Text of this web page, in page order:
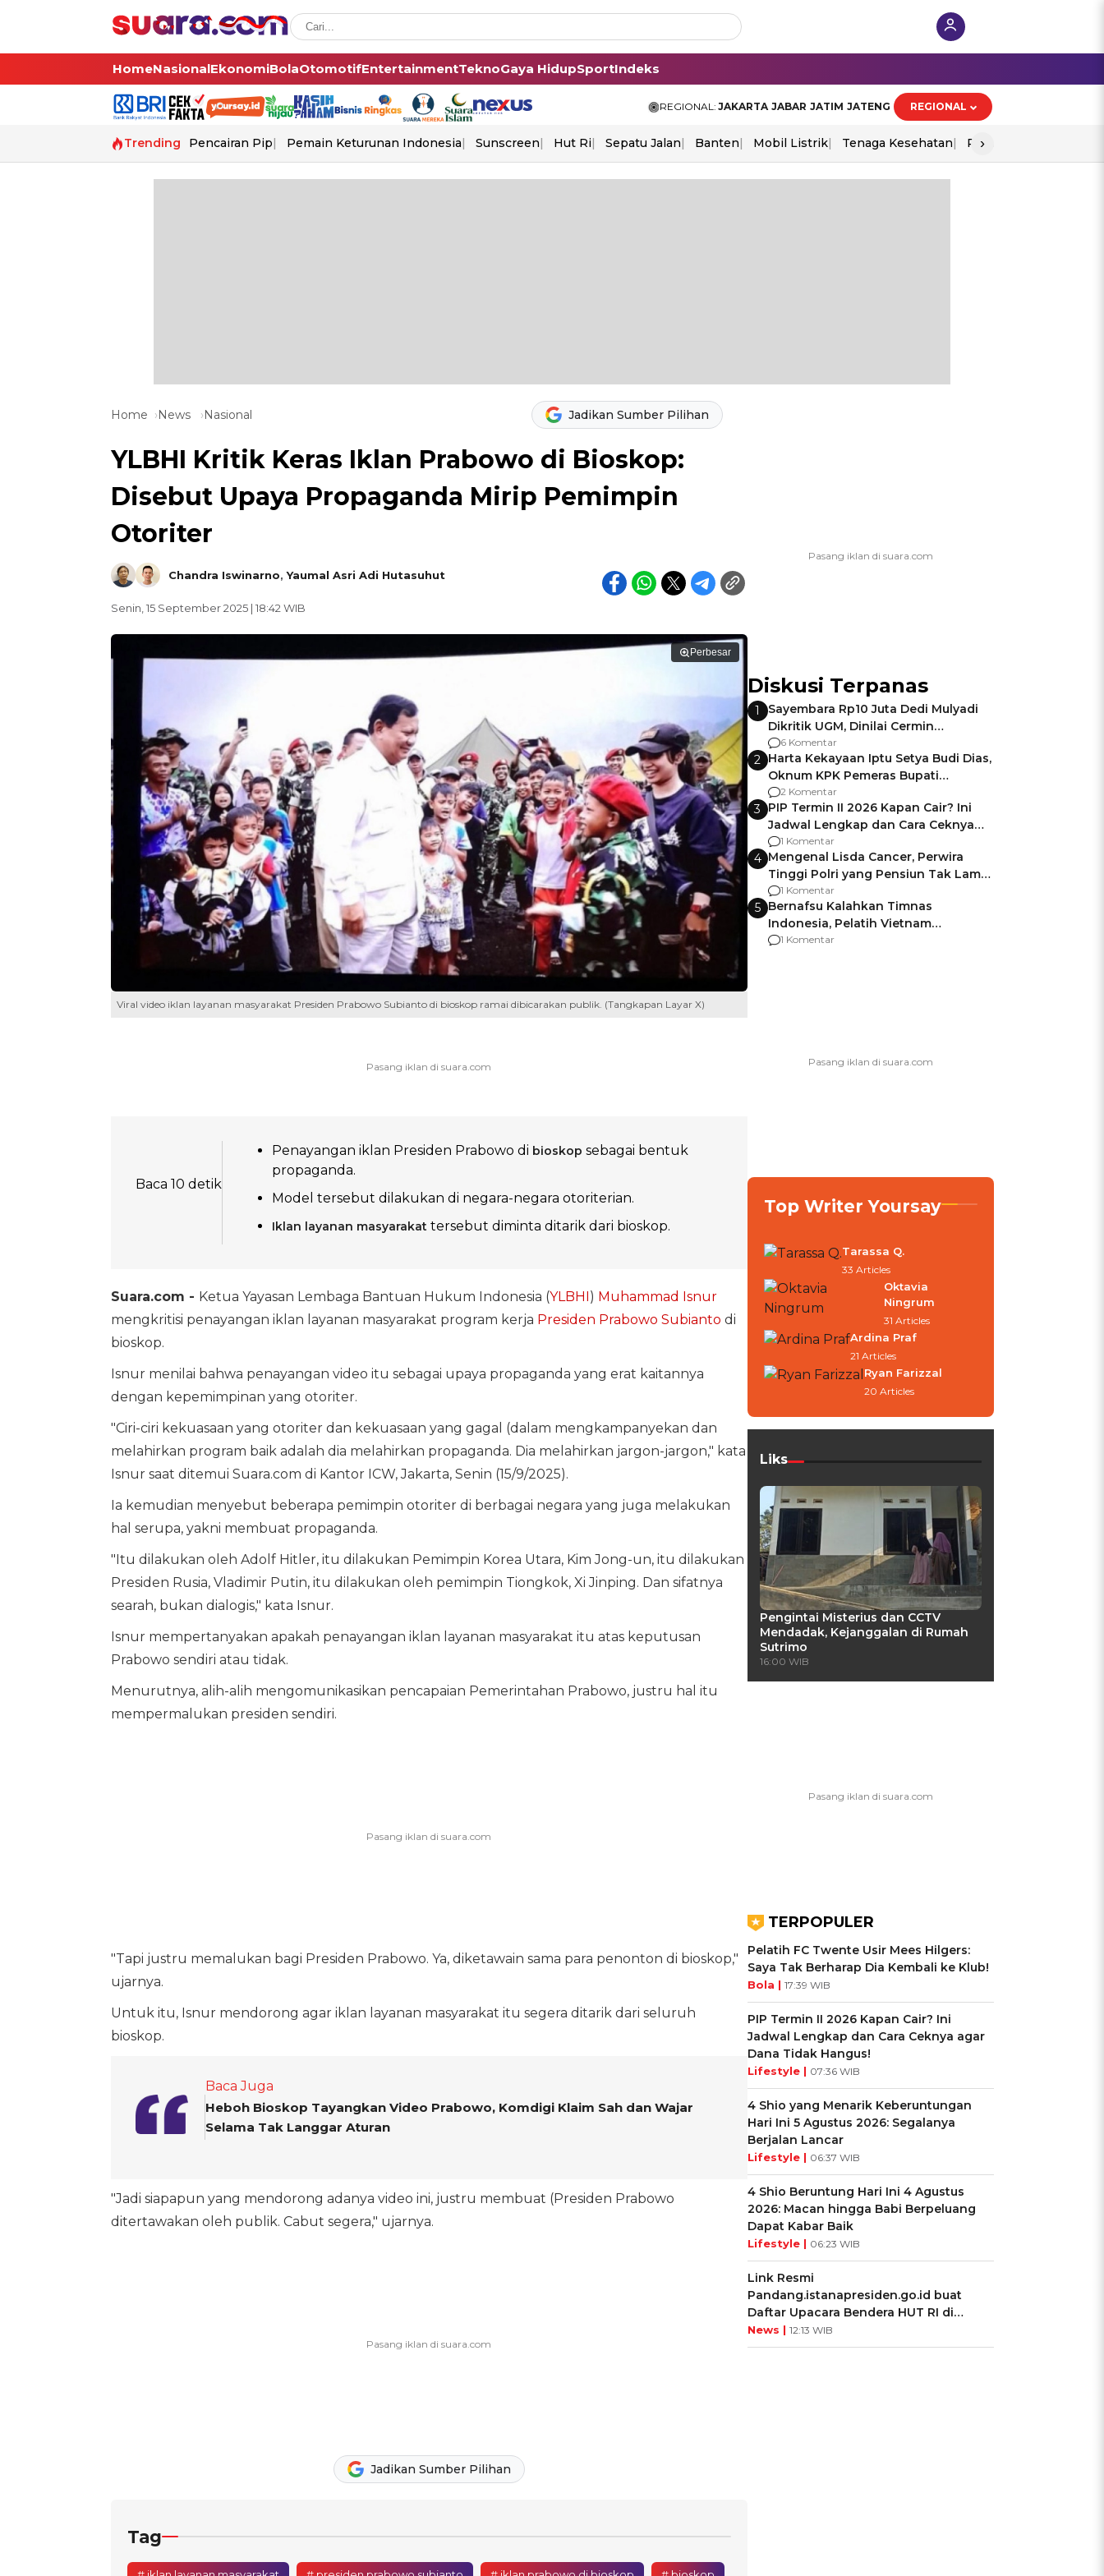
HomeNasionalEkonomiBolaOtomotifEntertainmentTeknoGaya HidupSportIndeks
REGIONAL: JAKARTA JABAR JATIM JATENG REGIONAL
Trending Pencairan Pip Pemain Keturunan Indonesia Sunscreen Hut Ri Sepatu Jalan Banten Mobil Listrik Tenaga Kesehatan Perang As-Iran
›
Home News Nasional Jadikan Sumber Pilihan
YLBHI Kritik Keras Iklan Prabowo di Bioskop:
Disebut Upaya Propaganda Mirip Pemimpin
Otoriter
Chandra Iswinarno,Yaumal Asri Adi Hutasuhut
Senin, 15 September 2025 | 18:42 WIB
Perbesar
Viral video iklan layanan masyarakat Presiden Prabowo Subianto di bioskop ramai dibicarakan publik. (Tangkapan Layar X)
Baca 10 detik
Penayangan iklan Presiden Prabowo di bioskop sebagai bentuk
propaganda.
Model tersebut dilakukan di negara-negara otoriterian.
Iklan layanan masyarakat tersebut diminta ditarik dari bioskop.
Suara.com - Ketua Yayasan Lembaga Bantuan Hukum Indonesia (YLBHI) Muhammad Isnur
mengkritisi penayangan iklan layanan masyarakat program kerja Presiden Prabowo Subianto di
bioskop.
Isnur menilai bahwa penayangan video itu sebagai upaya propaganda yang erat kaitannya
dengan kepemimpinan yang otoriter.
"Ciri-ciri kekuasaan yang otoriter dan kekuasaan yang gagal (dalam mengkampanyekan dan
melahirkan program baik adalah dia melahirkan propaganda. Dia melahirkan jargon-jargon," kata
Isnur saat ditemui Suara.com di Kantor ICW, Jakarta, Senin (15/9/2025).
Ia kemudian menyebut beberapa pemimpin otoriter di berbagai negara yang juga melakukan
hal serupa, yakni membuat propaganda.
"Itu dilakukan oleh Adolf Hitler, itu dilakukan Pemimpin Korea Utara, Kim Jong-un, itu dilakukan
Presiden Rusia, Vladimir Putin, itu dilakukan oleh pemimpin Tiongkok, Xi Jinping. Dan sifatnya
searah, bukan dialogis," kata Isnur.
Isnur mempertanyakan apakah penayangan iklan layanan masyarakat itu atas keputusan
Prabowo sendiri atau tidak.
Menurutnya, alih-alih mengomunikasikan pencapaian Pemerintahan Prabowo, justru hal itu
mempermalukan presiden sendiri.
"Tapi justru memalukan bagi Presiden Prabowo. Ya, diketawain sama para penonton di bioskop,"
ujarnya.
Untuk itu, Isnur mendorong agar iklan layanan masyarakat itu segera ditarik dari seluruh
bioskop.
Baca Juga
Heboh Bioskop Tayangkan Video Prabowo, Komdigi Klaim Sah dan Wajar
Selama Tak Langgar Aturan
"Jadi siapapun yang mendorong adanya video ini, justru membuat (Presiden Prabowo
ditertawakan oleh publik. Cabut segera," ujarnya.
Jadikan Sumber Pilihan
Tag
Diskusi Terpanas
1
Sayembara Rp10 Juta Dedi Mulyadi
Dikritik UGM, Dinilai Cermin
Gagalnya Negara Jamin Keamanan
6 Komentar
2 Harta Kekayaan Iptu Setya Budi Dias,
Oknum KPK Pemeras Bupati
Pemalang
2 Komentar
3 PIP Termin II 2026 Kapan Cair? Ini
Jadwal Lengkap dan Cara Ceknya
agar Dana Tidak Hangus!
1 Komentar
4 Mengenal Lisda Cancer, Perwira
Tinggi Polri yang Pensiun Tak Lama
Usai Jadi Brigjen
1 Komentar
5 Bernafsu Kalahkan Timnas
Indonesia, Pelatih Vietnam
Berencana Pakai Jimat di Pakansari
1 Komentar
Top Writer Yoursay
Tarassa Q.
33 Articles
Oktavia
Ningrum
31 Articles
Ardina Praf
21 Articles
Ryan Farizzal
20 Articles
Liks
Pengintai Misterius dan CCTV
Mendadak, Kejanggalan di Rumah
Sutrimo
16:00 WIB
TERPOPULER
Pelatih FC Twente Usir Mees Hilgers:
Saya Tak Berharap Dia Kembali ke Klub!
Bola | 17:39 WIB
PIP Termin II 2026 Kapan Cair? Ini
Jadwal Lengkap dan Cara Ceknya agar
Dana Tidak Hangus!
Lifestyle | 07:36 WIB
4 Shio yang Menarik Keberuntungan
Hari Ini 5 Agustus 2026: Segalanya
Berjalan Lancar
Lifestyle | 06:37 WIB
4 Shio Beruntung Hari Ini 4 Agustus
2026: Macan hingga Babi Berpeluang
Dapat Kabar Baik
Lifestyle | 06:23 WIB
Link Resmi
Pandang.istanapresiden.go.id buat
Daftar Upacara Bendera HUT RI di
Istana Negara
News | 12:13 WIB